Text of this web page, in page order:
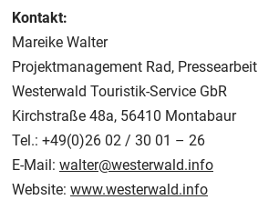
Kontakt:
Mareike Walter
Projektmanagement Rad, Pressearbeit
Westerwald Touristik-Service GbR
Kirchstraße 48a, 56410 Montabaur
Tel.: +49(0)26 02 / 30 01 – 26
E-Mail: walter@westerwald.info
Website: www.westerwald.info